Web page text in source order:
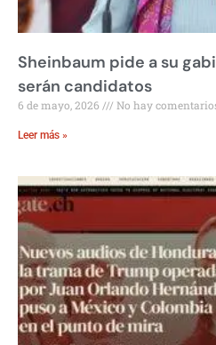
Sheinbaum pide a su
serán candidatos
6 de mayo, 2026 No hay
Leer más »